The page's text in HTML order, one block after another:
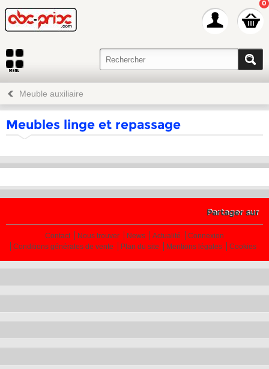
0
Meuble auxiliaire
Meubles linge et repassage
Partager sur
Contact Nous trouver News Actualité
Connexion
Conditions générales de vente
Plan du site Mentions légales Cookies